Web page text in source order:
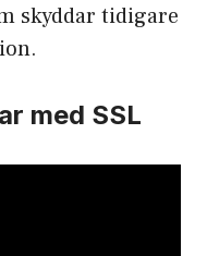
skyddar tidigare
med SSL